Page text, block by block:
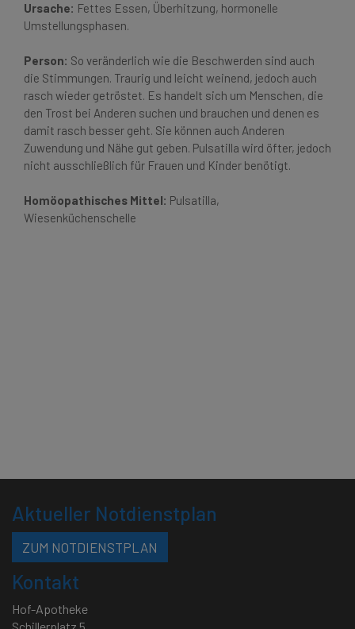
Ursache: Fettes Essen, Überhitzung, hormonelle
Umstellungsphasen.
Person: So veränderlich wie die Beschwerden sind auch
die Stimmungen. Traurig und leicht weinend, jedoch auch
rasch wieder getröstet. Es handelt sich um Menschen, die
den Trost bei Anderen suchen und brauchen und denen es
damit rasch besser geht. Sie können auch Anderen
Zuwendung und Nähe gut geben. Pulsatilla wird öfter, jedoch
nicht ausschließlich für Frauen und Kinder benötigt.
Homöopathisches Mittel: Pulsatilla,
Wiesenküchenschelle
Aktueller Notdienstplan
ZUM NOTDIENSTPLAN
Kontakt
Hof-Apotheke